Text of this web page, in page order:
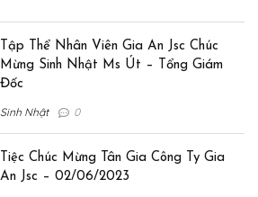
Tập Thể Nhân Viên Gia An Jsc Chúc
Mừng Sinh Nhật Ms Út – Tổng Giám
Đốc
Sinh Nhật 0
Tiệc Chúc Mừng Tân Gia Công Ty Gia
An Jsc – 02/06/2023